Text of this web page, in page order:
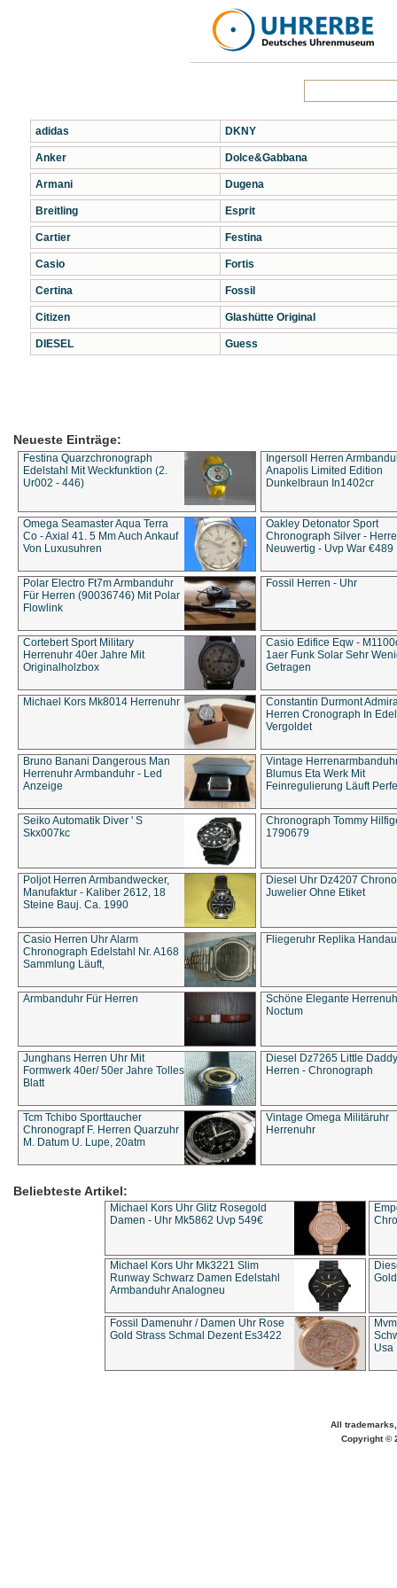
adidas
Anker
Armani
Breitling
Cartier
Casio
Certina
Citizen
DIESEL
DKNY
Dolce&Gabbana
Dugena
Esprit
Festina
Fortis
Fossil
Glashütte Original
Guess
Neueste Einträge:
Festina Quarzchronograph
Edelstahl Mit Weckfunktion (2.
Ur002 - 446)
Ingersoll Herren
Anapolis Limited Edition
Dunkelbraun In1402cr
Omega Seamaster Aqua Terra
Co - Axial 41. 5 Mm Auch Ankauf
Von Luxusuhren
Oakley Detonator Sport
Chronograph Silver -
Neuwertig - Uvp War €489
Polar Electro Ft7m Armbanduhr
Für Herren (90036746) Mit Polar
Flowlink
Fossil Herren - Uhr
Cortebert Sport Military
Herrenuhr 40er Jahre Mit
Originalholzbox
Casio Edifice Eqw -
1aer Funk Solar Sehr
Getragen
Michael Kors Mk8014 Herrenuhr
Constantin Durmont
Herren Cronograph In
Vergoldet
Bruno Banani Dangerous Man
Herrenuhr Armbanduhr - Led
Anzeige
Vintage
Blumus Eta Werk Mit
Feinregulierung Läuft
Seiko Automatik Diver ' S
Skx007kc
Chronograph Tommy
1790679
Poljot Herren Armbandwecker,
Manufaktur - Kaliber 2612, 18
Steine Bauj. Ca. 1990
Diesel Uhr Dz4207
Juwelier Ohne Etiket
Casio Herren Uhr Alarm
Chronograph Edelstahl Nr. A168
Sammlung Läuft,
Fliegeruhr Replika
Armbanduhr Für Herren
Schöne Elegante
Noctum
Junghans Herren Uhr Mit
Formwerk 40er/ 50er Jahre Tolles
Blatt
Diesel Dz7265 Little Daddy
Herren - Chronograph
Tcm Tchibo Sporttaucher
Chronograpf F. Herren Quarzuhr
M. Datum U. Lupe, 20atm
Vintage Omega Militäruhr
Herrenuhr
Beliebteste Artikel:
Michael Kors Uhr Glitz Rosegold
Damen - Uhr Mk5862 Uvp 549€
Michael Kors Uhr Mk3221 Slim
Runway Schwarz Damen Edelstahl
Armbanduhr Analogneu
Fossil Damenuhr / Damen Uhr Rose
Gold Strass Schmal Dezent Es3422
Usa
All
Copyright ©